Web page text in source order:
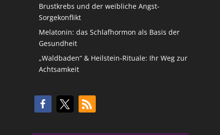
Brustkrebs und der weibliche Angst-
Sorgekonflikt
Melatonin: das Schlafhormon als Basis der
Gesundheit
„Waldbaden“ & Heilstein-Rituale: Ihr Weg zur
Achtsamkeit